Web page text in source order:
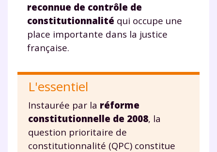
reconnue de contrôle de
constitutionnalité qui occupe une
place importante dans la justice
française.
L'essentiel
Instaurée par la réforme
constitutionnelle de 2008, la
question prioritaire de
constitutionnalité (QPC) constitue